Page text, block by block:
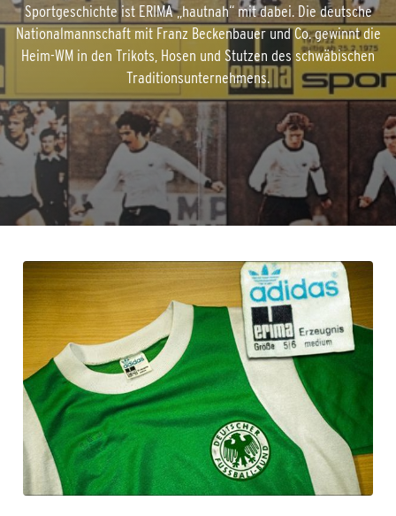
Sportgeschichte ist ERIMA „hautnah“ mit dabei. Die deutsche
Nationalmannschaft mit Franz Beckenbauer und Co. gewinnt die
Heim-WM in den Trikots, Hosen und Stutzen des schwäbischen
Traditionsunternehmens.